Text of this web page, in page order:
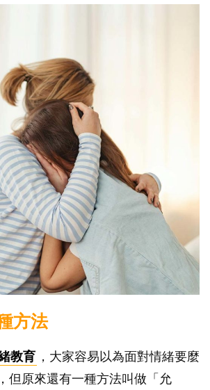
方法
教育 ，大家容易以為面對情緒要麼
但原來還有一種方法叫做「允